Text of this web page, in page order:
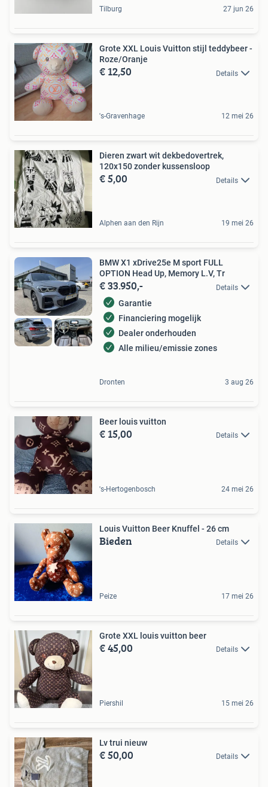
Tilburg 27 jun 26
Grote XXL Louis Vuitton stijl teddybeer -
Roze/Oranje
€ 12,50 Details
's-Gravenhage 12 mei 26
Dieren zwart wit dekbedovertrek,
120x150 zonder kussensloop
€ 5,00 Details
Alphen aan den Rijn 19 mei 26
BMW X1 xDrive25e M sport FULL
OPTION Head Up, Memory L.V, Tr
€ 33.950,- Details
Garantie
Financiering mogelijk
Dealer onderhouden
Alle milieu/emissie zones
Dronten 3 aug 26
Beer louis vuitton
€ 15,00 Details
's-Hertogenbosch 24 mei 26
Louis Vuitton Beer Knuffel - 26 cm
Bieden Details
Peize 17 mei 26
Grote XXL louis vuitton beer
€ 45,00 Details
Piershil 15 mei 26
Lv trui nieuw
€ 50,00 Details